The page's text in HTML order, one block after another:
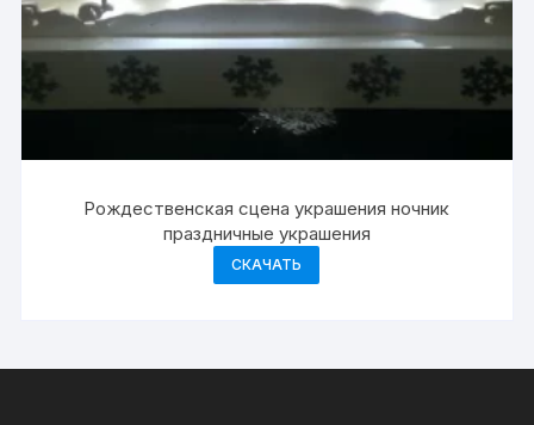
Рождественская сцена украшения ночник
праздничные украшения
СКАЧАТЬ